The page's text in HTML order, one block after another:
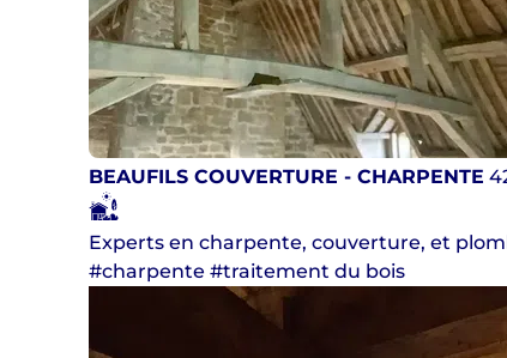
BEAUFILS COUVERTURE - CHARPENTE
Experts en charpente, couverture, et
#charpente #traitement du bois